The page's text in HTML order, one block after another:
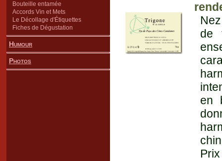
Bouteille entamée
Accords Vin et Mets
Le Décollage d'Étiquettes
Fiches de Dégustation
Humour
Photos
de
en